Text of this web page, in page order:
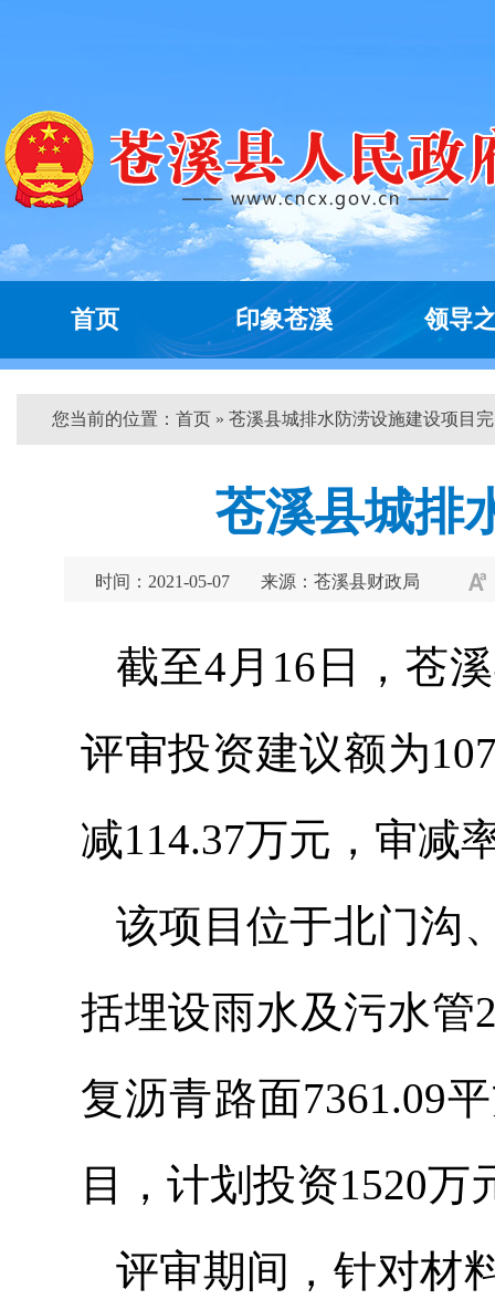
首页 印象苍溪 领导
您当前的位置： 首页 » 苍溪县城排水防涝设施建设项目
苍溪县城排
时间：2021-05-07 来源：苍溪县财政局
截至4月16日，苍
评审投资建议额为
减114.37万元，审减
该项目位于北门沟
括埋设雨水及污水管
复沥青路面7361.09
目，计划投资1520万
评审期间，针对材